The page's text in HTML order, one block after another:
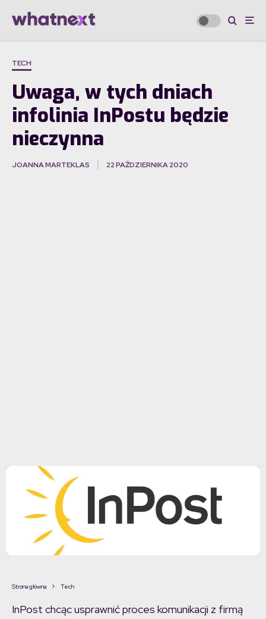
TECH
Uwaga, w tych dniach
infolinia InPostu będzie
nieczynna
JOANNA MARTEKLAS 22 PAŹDZIERNIKA 2020
Strona główna Tech
InPost chcąc usprawnić proces komunikacji z firmą